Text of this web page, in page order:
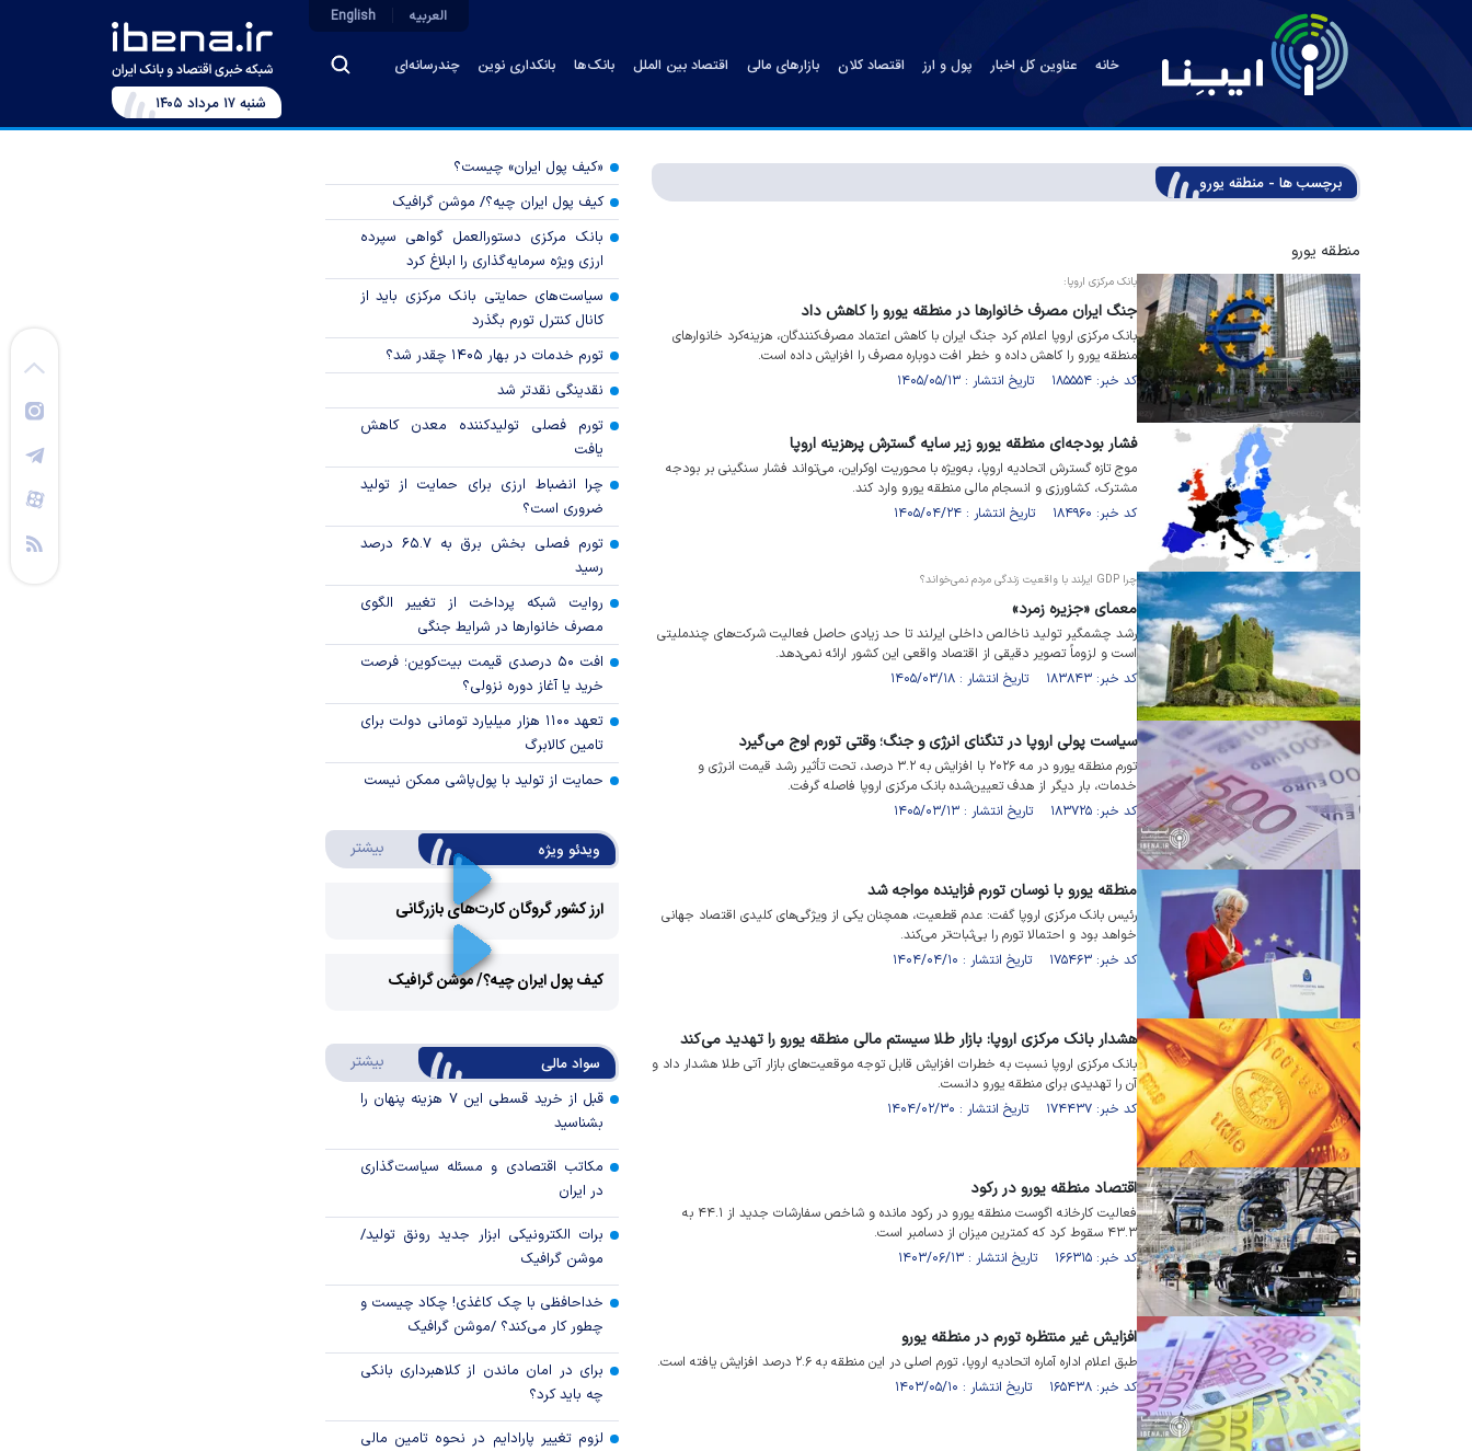
خانه عناوین کل اخبار پول و ارز اقتصاد کلان بازارهای مالی اقتصاد بین الملل بانک‌ها بانکداری نوین چندرسانه‌ای
العربیه English
شنبه ۱۷ مرداد ۱۴۰۵
برچسب ها - منطقه یورو
منطقه یورو
بانک مرکزی اروپا:
جنگ ایران مصرف خانوار‌ها در منطقه یورو را کاهش داد
بانک مرکزی اروپا اعلام کرد جنگ ایران با کاهش اعتماد مصرف‌کنندگان، هزینه‌کرد خانوار‌های
منطقه یورو را کاهش داده و خطر افت دوباره مصرف را افزایش داده است.
کد خبر: ۱۸۵۵۵۴ تاریخ انتشار : ۱۴۰۵/۰۵/۱۳
فشار بودجه‌ای منطقه یورو زیر سایه گسترش پرهزینه اروپا
موج تازه گسترش اتحادیه اروپا، به‌ویژه با محوریت اوکراین، می‌تواند فشار سنگینی بر بودجه
مشترک، کشاورزی و انسجام مالی منطقه یورو وارد کند.
کد خبر: ۱۸۴۹۶۰ تاریخ انتشار : ۱۴۰۵/۰۴/۲۴
چرا GDP ایرلند با واقعیت زندگی مردم نمی‌خواند؟
معمای «جزیره زمرد»
رشد چشمگیر تولید ناخالص داخلی ایرلند تا حد زیادی حاصل فعالیت شرکت‌های چندملیتی
است و لزوماً تصویر دقیقی از اقتصاد واقعی این کشور ارائه نمی‌دهد.
کد خبر: ۱۸۳۸۴۳ تاریخ انتشار : ۱۴۰۵/۰۳/۱۸
سیاست پولی اروپا در تنگنای انرژی و جنگ؛ وقتی تورم اوج می‌گیرد
تورم منطقه یورو در مه ۲۰۲۶ با افزایش به ۳.۲ درصد، تحت تأثیر رشد قیمت انرژی و
خدمات، بار دیگر از هدف تعیین‌شده بانک مرکزی اروپا فاصله گرفت.
کد خبر: ۱۸۳۷۲۵ تاریخ انتشار : ۱۴۰۵/۰۳/۱۳
منطقه یورو با نوسان تورم فزاینده مواجه شد
رئیس بانک مرکزی اروپا گفت: عدم قطعیت، همچنان یکی از ویژگی‌های کلیدی اقتصاد جهانی
خواهد بود و احتمالا تورم را بی‌ثبات‌تر می‌کند.
کد خبر: ۱۷۵۴۶۳ تاریخ انتشار : ۱۴۰۴/۰۴/۱۰
هشدار بانک مرکزی اروپا: بازار طلا سیستم مالی منطقه یورو را تهدید می‌کند
بانک مرکزی اروپا نسبت به خطرات افزایش قابل توجه موقعیت‌های بازار آتی طلا هشدار داد و
آن را تهدیدی برای منطقه یورو دانست.
کد خبر: ۱۷۴۴۳۷ تاریخ انتشار : ۱۴۰۴/۰۲/۳۰
اقتصاد منطقه یورو در رکود
فعالیت کارخانه اگوست منطقه یورو در رکود مانده و شاخص سفارشات جدید از ۴۴.۱ به
۴۳.۳ سقوط کرد که کمترین میزان از دسامبر است.
کد خبر: ۱۶۶۳۱۵ تاریخ انتشار : ۱۴۰۳/۰۶/۱۳
افزایش غیر منتظره تورم در منطقه یورو
طبق اعلام اداره آماره اتحادیه اروپا، تورم اصلی در این منطقه به ۲.۶ درصد افزایش یافته است.
کد خبر: ۱۶۵۴۳۸ تاریخ انتشار : ۱۴۰۳/۰۵/۱۰
«کیف پول ایران» چیست؟
کیف پول ایران چیه؟/ موشن گرافیک
بانک مرکزی دستورالعمل گواهی سپرده
ارزی ویژه سرمایه‌گذاری را ابلاغ کرد
سیاست‌های حمایتی بانک مرکزی باید از
کانال کنترل تورم بگذرد
تورم خدمات در بهار ۱۴۰۵ چقدر شد؟
نقدینگی نقدتر شد
تورم فصلی تولیدکننده معدن کاهش
یافت
چرا انضباط ارزی برای حمایت از تولید
ضروری است؟
تورم فصلی بخش برق به ۶۵.۷ درصد
رسید
روایت شبکه پرداخت از تغییر الگوی
مصرف خانوار‌ها در شرایط جنگی
افت ۵۰ درصدی قیمت بیت‌کوین؛ فرصت
خرید یا آغاز دوره نزولی؟
تعهد ۱۱۰۰ هزار میلیارد تومانی دولت برای
تامین کالابرگ
حمایت از تولید با پول‌پاشی ممکن نیست
ویدئو ویژه بیشتر درباره ویدئو ویژه
ارز کشور گروگان کارت‌های بازرگانی
Video
کیف پول ایران چیه؟/ موشن گرافیک
سواد مالی بیشتر درباره سواد مالی
قبل از خرید قسطی این ۷ هزینه پنهان را
بشناسید
مکاتب اقتصادی و مسئله سیاست‌گذاری
در ایران
برات الکترونیکی ابزار جدید رونق تولید/
موشن گرافیک
خداحافظی با چک کاغذی! چکاد چیست و
چطور کار می‌کند؟ /موشن گرافیک
برای در امان ماندن از کلاهبرداری بانکی
چه باید کرد؟
لزوم تغییر پارادایم در نحوه تامین مالی